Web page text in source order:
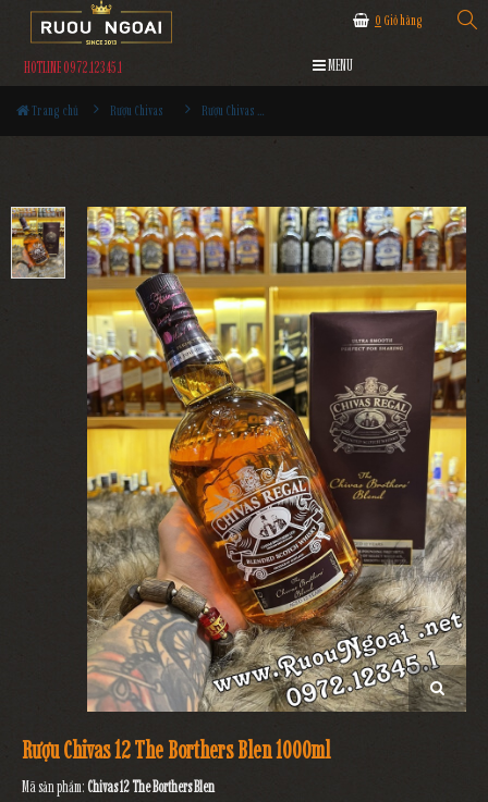
0 Giỏ hàng
HOTLINE 0972.12345.1 MENU
Trang chủ Rượu Chivas Rượu Chivas 12 The Borthers Blen 1000ml
Rượu Chivas 12 The Borthers Blen 1000ml
Mã sản phẩm: Chivas 12 The Borthers Blen